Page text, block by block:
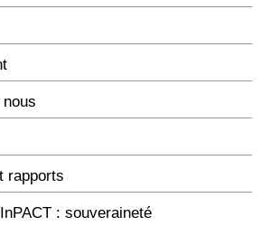
rapports
: souveraineté